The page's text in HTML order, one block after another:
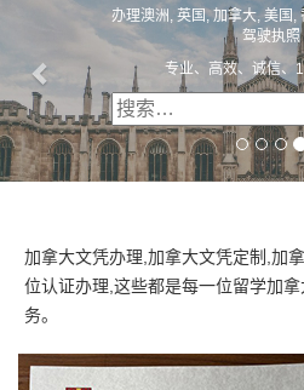
精英国际文凭
一
办理澳洲, 英国, 加拿大, 美国, 香
专业定制澳洲、英国、
加拿大文凭办理,加拿大文凭定制,加
位认证办理,这些都是每一位留学加
务。